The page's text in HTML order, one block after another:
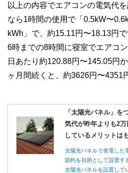
以上の内容でエアコンの電気代
なら1時間の使用で「0.5kW〜
kWh」で、約15.11円〜18.13円
6時までの8時間に寝室でエアコ
日あたり約120.88円〜145.05円
ヶ月間続くと、約3626円〜4351
「太陽光パネル」を
気代が昨年よりも2
しているメリットは
太陽光パネルで発電した
節約を目的として設置す
太陽光パネルを設置して